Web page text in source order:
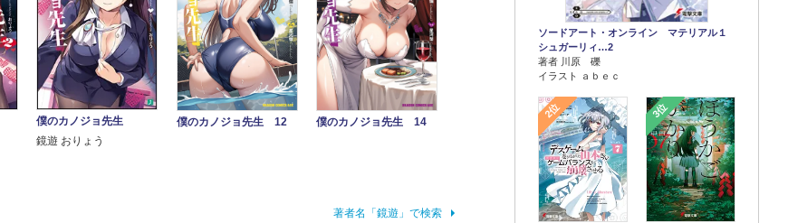
ソードアート・オンライン マテリアル１
シュガーリィ…2
著者 川原 礫
イラスト ａｂｅｃ
2位 3位
僕のカノジョ先生
鏡遊 おりょう
僕のカノジョ先生 12 僕のカノジョ先生 14
著者名「鏡遊」で検索